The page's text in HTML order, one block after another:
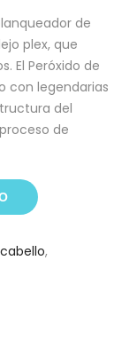
de
plex, que
El Peróxido de
con legendarias
del
de
,